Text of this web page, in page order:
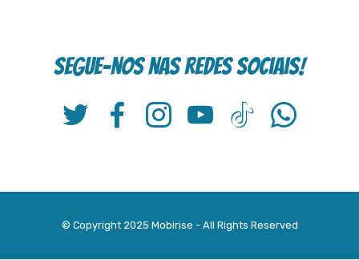
Segue-nos nas redes sociais!
© Copyright 2025 Mobirise - All Rights Reserved